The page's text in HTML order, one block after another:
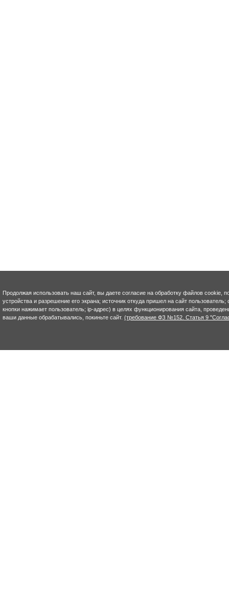
Продолжая использовать наш сайт, вы даете согласие на обработку файлов cookie,
устройства и разрешение его экрана; источник откуда пришел на сайт
кнопки нажимает пользователь; ip-адрес) в целях функционирования сайта,
ваши данные обрабатывались, покиньте сайт. (требование ФЗ №152. Статья 9